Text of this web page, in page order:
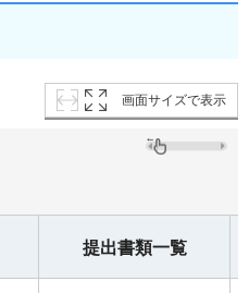
画面サイズで表示
提出書類一覧